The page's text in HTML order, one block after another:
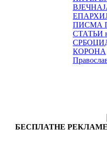
ПИСМА
СТАТЬИ
КОРОНА
БЕСПЛАТНЕ